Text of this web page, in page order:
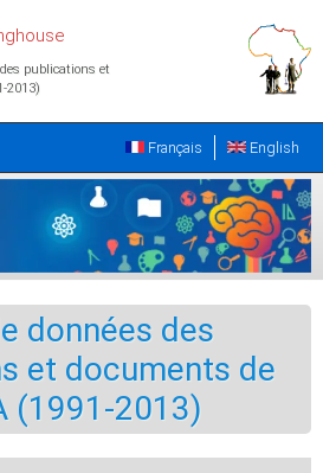
publications et
2013)
English
Français
données des
et documents de
(1991-2013)